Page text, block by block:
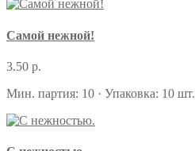
Самой нежной!
3.50 р.
Мин. партия: 10 · Упаковка: 10 шт.